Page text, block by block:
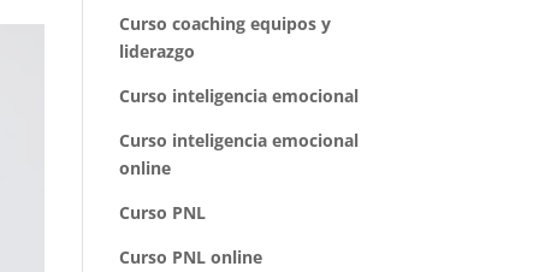
Curso coaching equipos y
liderazgo
Curso inteligencia emocional
Curso inteligencia emocional
online
Curso PNL
Curso PNL online